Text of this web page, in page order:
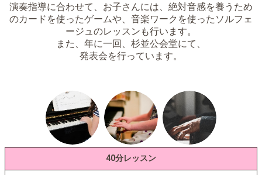
演奏指導に合わせて、お子さんには、絶対音感を養うため
のカードを使ったゲームや、音楽ワークを使ったソルフェ
ージュのレッスンも行います。
また、年に一回、杉並公会堂にて、
発表会を行っています。
40分レッスン